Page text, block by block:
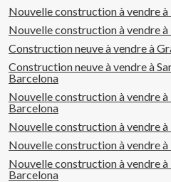
Nouvelle construction à vendre
Nouvelle construction à vendre
Construction neuve à vendre à
Construction neuve à vendre à
Barcelona
Nouvelle construction à vendre
Barcelona
Nouvelle construction à vendre à
Nouvelle construction à vendre
Nouvelle construction à vendre à
Barcelona